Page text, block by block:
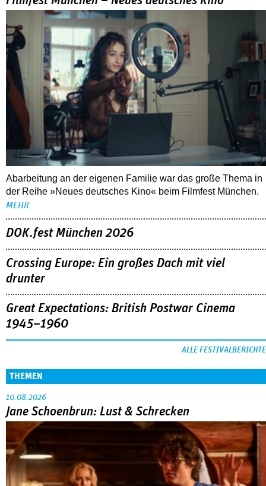
Abarbeitung an der eigenen Familie war das große Thema in
der Reihe »Neues deutsches Kino« beim Filmfest München.
MEHR
DOK.fest München 2026
Crossing Europe: Ein großes Dach mit viel
drunter
Great Expectations: British Postwar Cinema
1945–1960
ALLE FESTIVALBERICHTE
THEMEN
10.08.2026
Jane Schoenbrun: Lust & Schrecken